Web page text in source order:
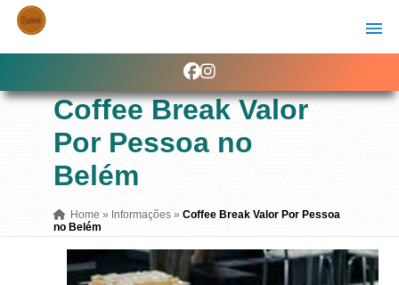
Coffee Break Valor
Por Pessoa no
Belém
Home » Informações » Coffee Break Valor Por Pessoa
no Belém